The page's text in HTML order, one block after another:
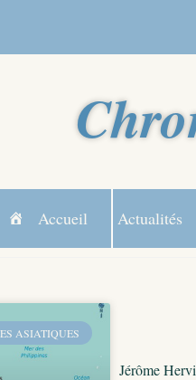
Accueil Actualités
ASIATIQUES
Jérôme